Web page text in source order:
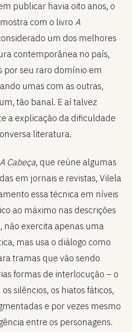
publicar havia oito anos, o
com o livro A
um dos melhores
contemporânea no país,
por seu raro domínio em
umas com as outras,
tão banal. E aí talvez
a explicação da dificuldade
literatura.
A Cabeça, que reúne algumas
em jornais e revistas, Vilela
essa técnica em níveis
ao máximo nas descrições
não exercita apenas uma
mas usa o diálogo como
tramas que vão sendo
formas de interlocução – o
silêncios, os hiatos fáticos,
e por vezes mesmo
entre os personagens.